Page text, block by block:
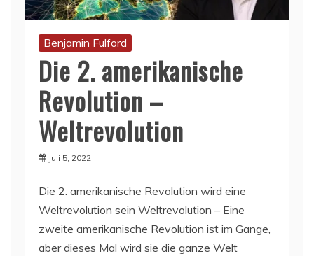
Benjamin Fulford
Die 2. amerikanische
Revolution –
Weltrevolution
Juli 5, 2022
Die 2. amerikanische Revolution wird eine
Weltrevolution sein Weltrevolution – Eine
zweite amerikanische Revolution ist im Gange,
aber dieses Mal wird sie die ganze Welt